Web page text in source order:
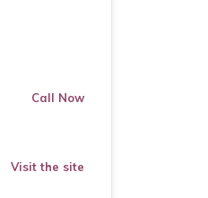
Call Now
Visit the site